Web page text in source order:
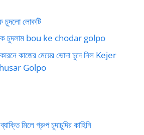
চুদলো লোকটি
কে চুদলাম bou ke chodar golpo
কারনে কাজের মেয়ের ভোদা চুদে নিল Kejer
Golpo
মিলে গ্রুপ চুদাচুদির কাহিনি